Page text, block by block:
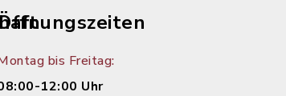
bis Freitag:
12:00 Uhr